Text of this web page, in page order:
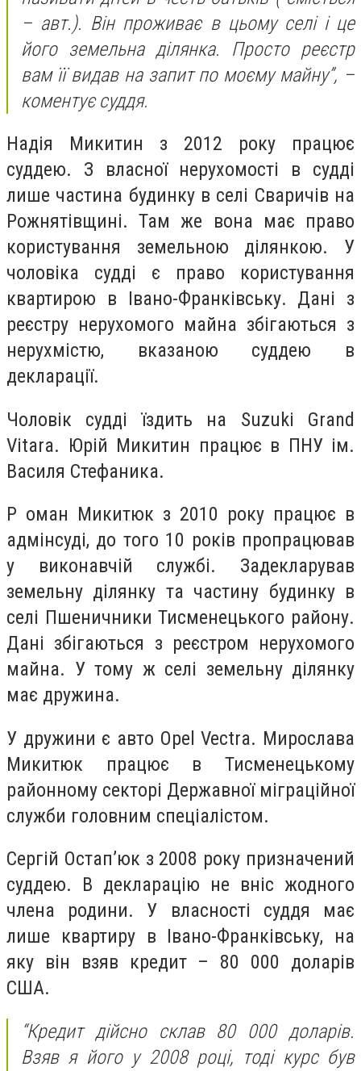
– авт.). Він проживає в цьому селі і це
його земельна ділянка. Просто реєстр
вам її видав на запит по моєму майну”, –
коментує суддя.
Надія Микитин з 2012 року працює
суддею. З власної нерухомості в судді
лише частина будинку в селі Сваричів на
Рожнятівщині. Там же вона має право
користування земельною ділянкою. У
чоловіка судді є право користування
квартирою в Івано-Франківську. Дані з
реєстру нерухомого майна збігаються з
нерухмістю, вказаною суддею в
декларації.
Чоловік судді їздить на Suzuki Grand
Vitara. Юрій Микитин працює в ПНУ ім.
Василя Стефаника.
Р оман Микитюк з 2010 року працює в
адмінсуді, до того 10 років пропрацював
у виконавчій службі. Задекларував
земельну ділянку та частину будинку в
селі Пшеничники Тисменецького району.
Дані збігаються з реєстром нерухомого
майна. У тому ж селі земельну ділянку
має дружина.
У дружини є авто Opel Vectra. Мирослава
Микитюк працює в Тисменецькому
районному секторі Державної міграційної
служби головним спеціалістом.
Сергій Остап’юк з 2008 року призначений
суддею. В декларацію не вніс жодного
члена родини. У власності суддя має
лише квартиру в Івано-Франківську, на
яку він взяв кредит – 80 000 доларів
США.
“Кредит дійсно склав 80 000 доларів.
Взяв я його у 2008 році, тоді курс був